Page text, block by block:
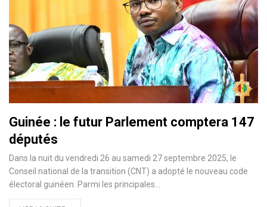
Guinée : le futur Parlement comptera 147
députés
Dans la nuit du vendredi 26 au samedi 27 septembre 2025, le
Conseil national de la transition (CNT) a adopté le nouveau code
électoral guinéen. Parmi les principales…